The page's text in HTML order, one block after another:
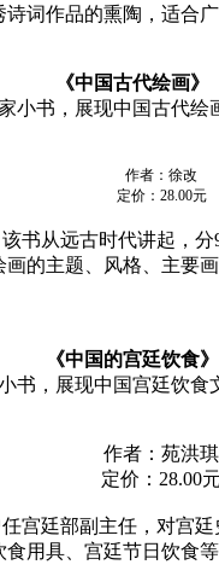
词作品的熏陶，适合广
《中国古代绘画》
小书，展现中国古代绘
作者：徐改
定价： 28.00元
书从远古时代讲起，分
的主题、风格、主
《中国的宫廷饮食
书，展现中国宫廷饮食
作者：苑洪琪
定价： 28.00元
宫廷部副主任，对
用具、宫廷节日饮